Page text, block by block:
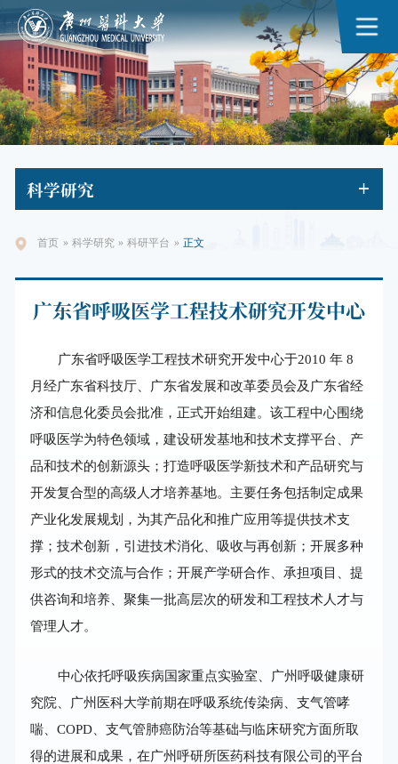
科学研究
首页 » 科学研究 » 科研平台 » 正文
广东省呼吸医学工程技术研究开发中心
广东省呼吸医学工程技术研究开发中心于2010 年 8
月经广东省科技厅、广东省发展和改革委员会及广东省经
济和信息化委员会批准，正式开始组建。该工程中心围绕
呼吸医学为特色领域，建设研发基地和技术支撑平台、产
品和技术的创新源头；打造呼吸医学新技术和产品研究与
开发复合型的高级人才培养基地。主要任务包括制定成果
产业化发展规划，为其产品化和推广应用等提供技术支
撑；技术创新，引进技术消化、吸收与再创新；开展多种
形式的技术交流与合作；开展产学研合作、承担项目、提
供咨询和培养、聚集一批高层次的研发和工程技术人才与
管理人才。
中心依托呼吸疾病国家重点实验室、广州呼吸健康研
究院、广州医科大学前期在呼吸系统传染病、支气管哮
喘、COPD、支气管肺癌防治等基础与临床研究方面所取
得的进展和成果，在广州呼研所医药科技有限公司的平台